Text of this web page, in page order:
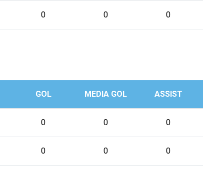
0 0 0
GOL MEDIA GOL ASSIST
0 0 0
0 0 0